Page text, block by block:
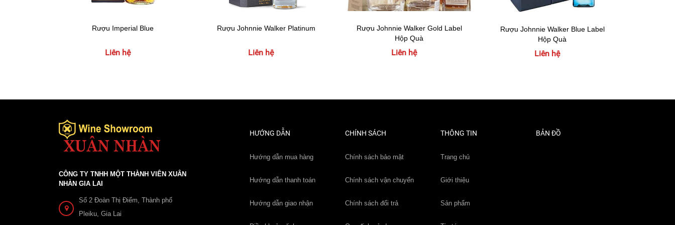
Rượu Imperial Blue
Liên hệ
Rượu Johnnie Walker Platinum
Liên hệ
Rượu Johnnie Walker Gold Label
Hộp Quà
Liên hệ
Rượu Johnnie Walker Blue Label
Hộp Quà
Liên hệ
CÔNG TY TNHH MỘT THÀNH VIÊN XUÂN
NHÀN GIA LAI
Số 2 Đoàn Thị Điểm, Thành phố
Pleiku, Gia Lai
HƯỚNG DẪN
Hướng dẫn mua hàng
Hướng dẫn thanh toán
Hướng dẫn giao nhận
CHÍNH SÁCH
Chính sách bảo mật
Chính sách vận chuyển
Chính sách đổi trả
THÔNG TIN
Trang chủ
Giới thiệu
Sản phẩm
BẢN ĐỒ